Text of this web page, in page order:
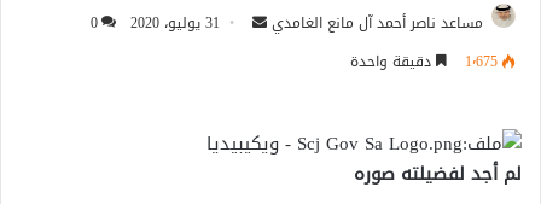
مساعد ناصر أحمد آل مانع الغامدي
أرسل 31 يوليو، 2020
0
1٬675
دقيقة واحدة
لم أجد لفضيلته صوره